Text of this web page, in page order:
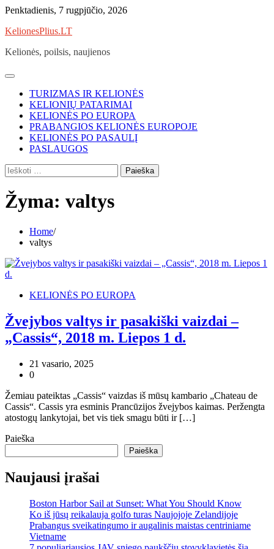
Skip
content
Penktadienis, 7 rugpjūčio, 2026
KelionesPlius.LT
Kelionės, poilsis, naujienos
TURIZMAS IR KELIONĖS
KELIONIŲ PATARIMAI
KELIONĖS PO EUROPA
PRABANGIOS KELIONĖS EUROPOJE
KELIONĖS PO PASAULĮ
PASLAUGOS
Ieškoti:
Žyma: valtys
Home
valtys
KELIONĖS PO EUROPA
Žvejybos valtys ir pasakiški vaizdai –
„Cassis“, 2018 m. Liepos 1 d.
21 vasario, 2025
0
Žemiau pateiktas „Cassis“ vaizdas iš mūsų kambario „Chateau de
Cassis“. Cassis yra esminis Prancūzijos žvejybos kaimas. Peržengta
atostogų lankytojai, bet vis tiek smagu būti ir […]
Paieška
Paieška
Naujausi įrašai
Boston Harbor Sail at Sunset: What You Should Know
Ko iš jūsų reikalauja golfo turas Naujojoje Zelandijoje
Prabangus sveikatingumo ir augalinis maistas centriniame
Vietname